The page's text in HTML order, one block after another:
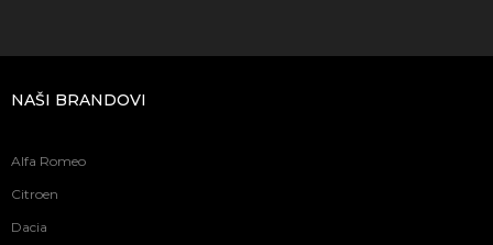
NAŠI BRANDOVI
Alfa Romeo
Citroen
Dacia